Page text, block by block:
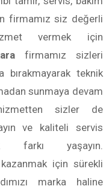
firmamız siz değerli
vermek için
firmamız sizleri
bırakmayarak teknik
sunmaya devam
sizler de
ve kaliteli servis
farkı yaşayın.
için sürekli
marka haline